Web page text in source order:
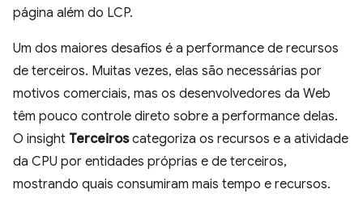
página além do LCP.
Um dos maiores desafios é a performance de recursos
de terceiros. Muitas vezes, elas são necessárias por
motivos comerciais, mas os desenvolvedores da Web
têm pouco controle direto sobre a performance delas.
O insight Terceiroscategoriza os recursos e a atividade
da CPU por entidades próprias e de terceiros,
mostrando quais consumiram mais tempo e recursos.